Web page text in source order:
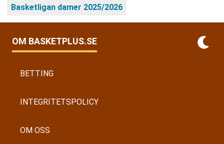
Basketligan damer 2025/2026
OM BASKETPLUS.SE
BETTING
INTEGRITETSPOLICY
OM OSS